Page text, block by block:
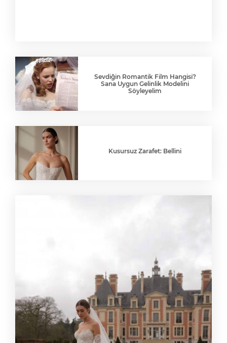
Sevdiğin Romantik Film Hangisi?
Sana Uygun Gelinlik Modelini
Söyleyelim
Kusursuz Zarafet: Bellini